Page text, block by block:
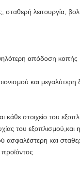
λειτουργία,
απόδοση κοπής
και μεγαλύτερη
στοιχείο του
του εξοπλισμού,και η
ασφαλέστερη και